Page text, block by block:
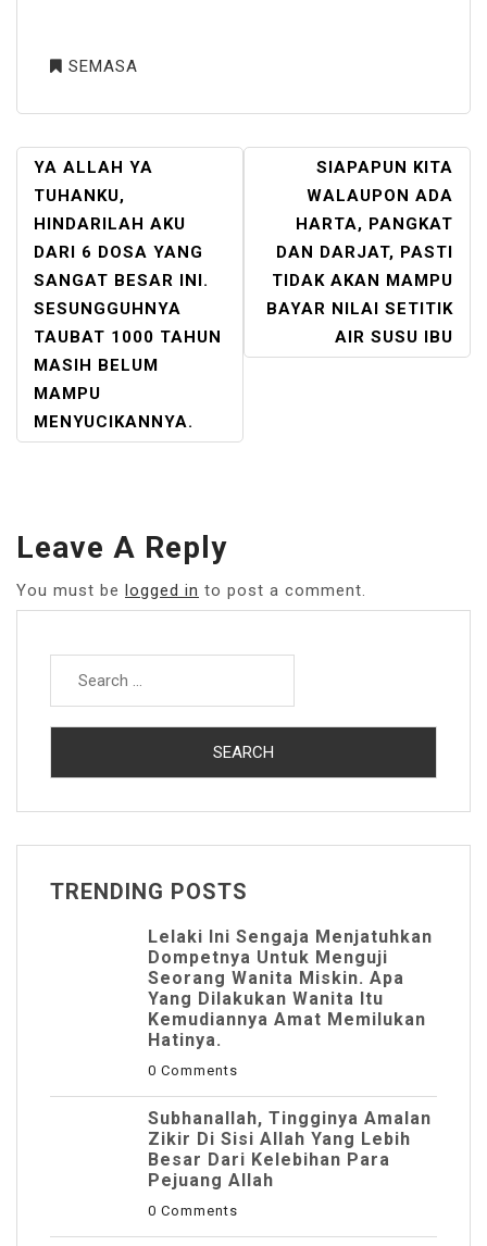
SEMASA
POST
NAVIGATION
YA ALLAH YA
TUHANKU,
HINDARILAH AKU
DARI 6 DOSA YANG
SANGAT BESAR INI.
SESUNGGUHNYA
TAUBAT 1000 TAHUN
MASIH BELUM
MAMPU
MENYUCIKANNYA.
SIAPAPUN KITA
WALAUPON ADA
HARTA, PANGKAT
DAN DARJAT, PASTI
TIDAK AKAN MAMPU
BAYAR NILAI SETITIK
AIR SUSU IBU
Leave A Reply
You must be logged in to post a comment.
Search
TRENDING POSTS
Lelaki Ini Sengaja Menjatuhkan
Dompetnya Untuk Menguji
Seorang Wanita Miskin. Apa
Yang Dilakukan Wanita Itu
Kemudiannya Amat Memilukan
Hatinya.
0 Comments
Subhanallah, Tingginya Amalan
Zikir Di Sisi Allah Yang Lebih
Besar Dari Kelebihan Para
Pejuang Allah
0 Comments